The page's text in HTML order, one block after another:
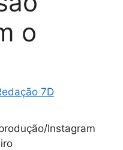
o
7D
Instagram